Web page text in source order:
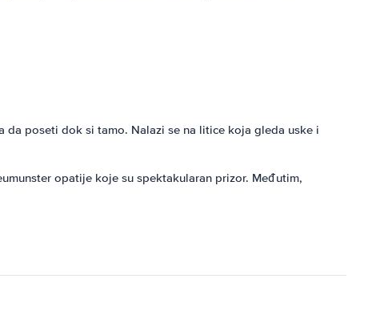
poseti dok si tamo. Nalazi se na litice koja gleda uske i
opatije koje su spektakularan prizor. Međutim,